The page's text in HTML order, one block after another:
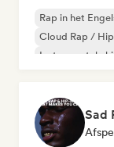
Rap in het
Cloud Rap /
Instrumentale
Sad